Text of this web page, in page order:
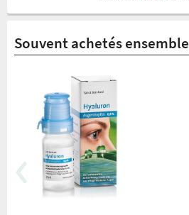
Souvent achetés ensemble